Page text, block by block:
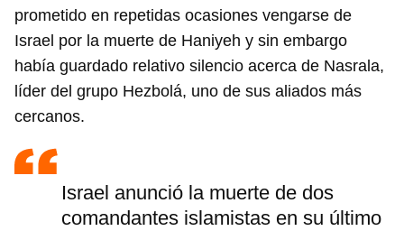
prometido en repetidas ocasiones vengarse de
Israel por la muerte de Haniyeh y sin embargo
había guardado relativo silencio acerca de Nasrala,
líder del grupo Hezbolá, uno de sus aliados más
cercanos.
Israel anunció la muerte de dos
comandantes islamistas en su último